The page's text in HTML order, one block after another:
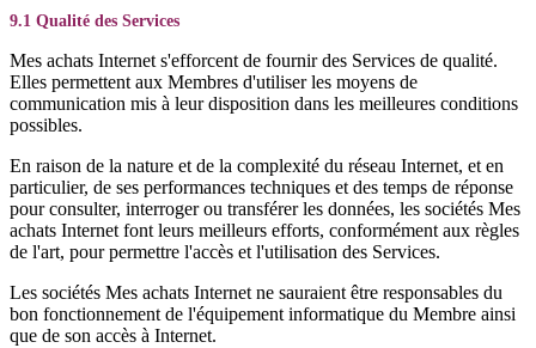
9.1 Qualité des Services
Mes achats Internet s'efforcent de fournir des Services de qualité.
Elles permettent aux Membres d'utiliser les moyens de
communication mis à leur disposition dans les meilleures conditions
possibles.
En raison de la nature et de la complexité du réseau Internet, et en
particulier, de ses performances techniques et des temps de réponse
pour consulter, interroger ou transférer les données, les sociétés Mes
achats Internet font leurs meilleurs efforts, conformément aux règles
de l'art, pour permettre l'accès et l'utilisation des Services.
Les sociétés Mes achats Internet ne sauraient être responsables du
bon fonctionnement de l'équipement informatique du Membre ainsi
que de son accès à Internet.